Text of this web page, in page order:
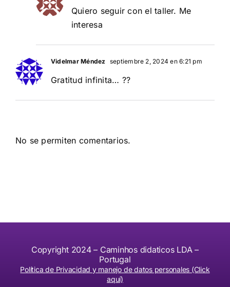
Quiero seguir con el taller. Me
interesa
Videlmar Méndez septiembre 2, 2024 en 6:21 pm
Gratitud infinita… ??
No se permiten comentarios.
Copyright 2024 – Caminhos didaticos LDA –
Portugal
Política de Privacidad y manejo de datos personales (Click
aquí)